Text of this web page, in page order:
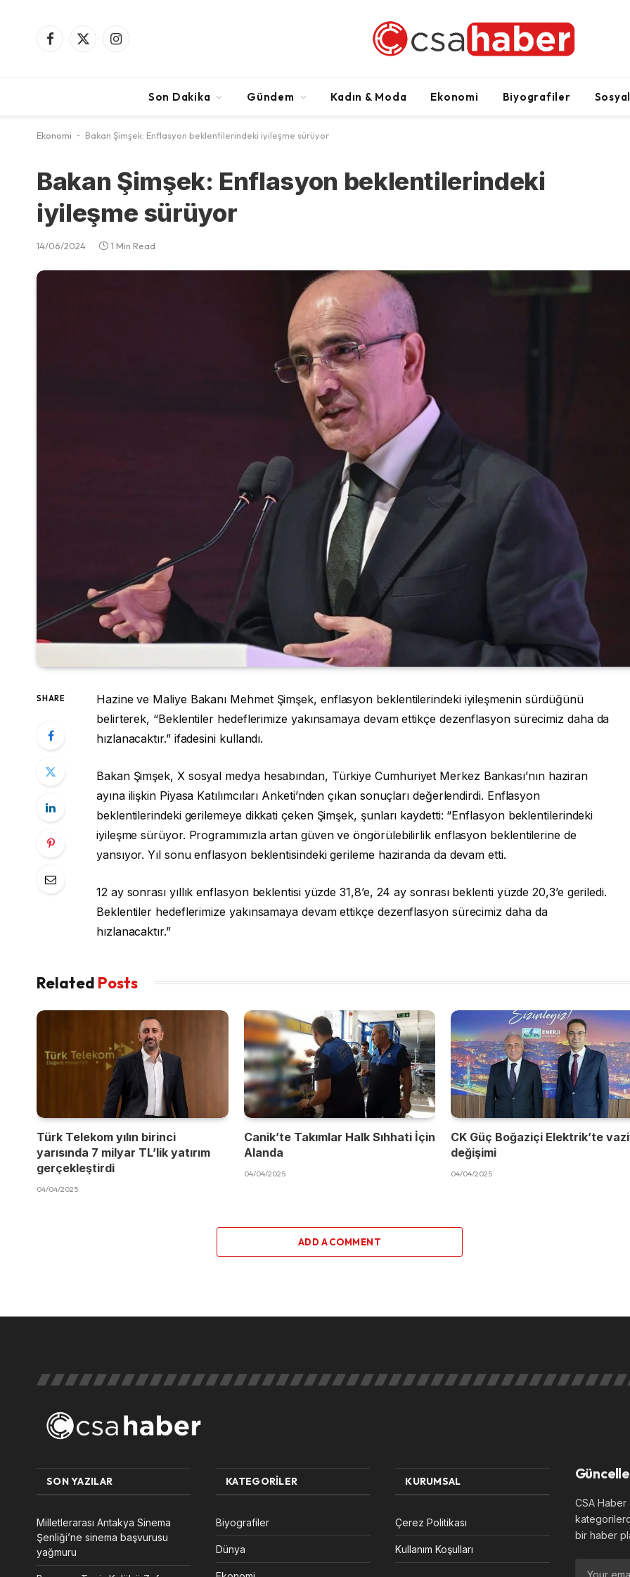
Facebook
X
Instagram
Son Dakika Gündem Kadın & Moda Ekonomi Biyografiler
Ekonomi - Bakan Şimşek: Enflasyon beklentilerindeki iyileşme sürüyor
Bakan Şimşek: Enflasyon beklentilerindeki
iyileşme sürüyor
14/06/2024 1 Min Read
SHARE
Hazine ve Maliye Bakanı Mehmet Şimşek, enflasyon beklentilerindeki iyileşmenin sürdüğünü
belirterek, “Beklentiler hedeflerimize yakınsamaya devam ettikçe dezenflasyon sürecimiz daha da
hızlanacaktır.” ifadesini kullandı.
Bakan Şimşek, X sosyal medya hesabından, Türkiye Cumhuriyet Merkez Bankası’nın haziran
ayına ilişkin Piyasa Katılımcıları Anketi’nden çıkan sonuçları değerlendirdi. Enflasyon
beklentilerindeki gerilemeye dikkati çeken Şimşek, şunları kaydetti: “Enflasyon beklentilerindeki
iyileşme sürüyor. Programımızla artan güven ve öngörülebilirlik enflasyon beklentilerine de
yansıyor. Yıl sonu enflasyon beklentisindeki gerileme haziranda da devam etti.
12 ay sonrası yıllık enflasyon beklentisi yüzde 31,8’e, 24 ay sonrası beklenti yüzde 20,3’e geriledi.
Beklentiler hedeflerimize yakınsamaya devam ettikçe dezenflasyon sürecimiz daha da
hızlanacaktır.”
Related Posts
Türk Telekom yılın birinci
yarısında 7 milyar TL’lik yatırım
gerçekleştirdi
04/04/2025
Canik’te Takımlar Halk Sıhhati İçin
Alanda
04/04/2025
CK Güç Boğaziçi Elektrik’te
değişimi
04/04/2025
ADD A COMMENT
SON YAZILAR
Milletlerarası Antakya Sinema
Şenliği’ne sinema başvurusu
yağmuru
KATEGORILER
Biyografiler
Dünya
KURUMSAL
Çerez Politikası
Kullanım Koşulları
CSA
bir haber